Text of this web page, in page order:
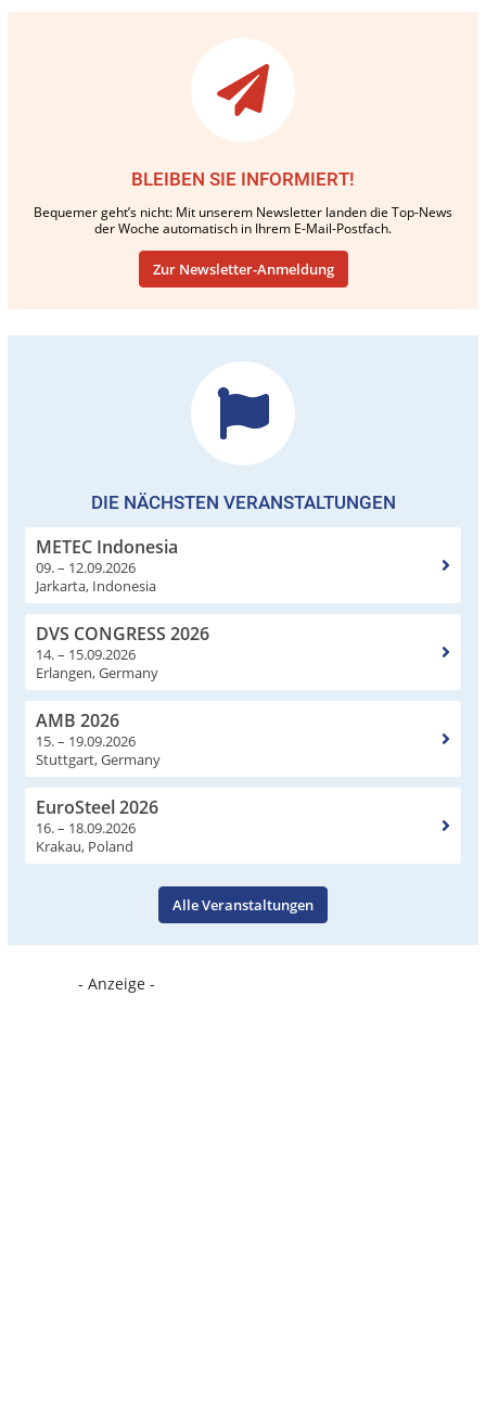
BLEIBEN SIE INFORMIERT!
Bequemer geht’s nicht: Mit unserem Newsletter landen die Top-News
der Woche automatisch in Ihrem E-Mail-Postfach.
Zur Newsletter-Anmeldung
DIE NÄCHSTEN VERANSTALTUNGEN
METEC Indonesia
09. – 12.09.2026
Jarkarta, Indonesia
DVS CONGRESS 2026
14. – 15.09.2026
Erlangen, Germany
AMB 2026
15. – 19.09.2026
Stuttgart, Germany
EuroSteel 2026
16. – 18.09.2026
Krakau, Poland
Alle Veranstaltungen
- Anzeige -